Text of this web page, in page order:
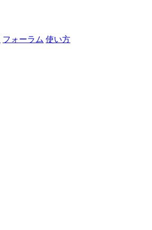
フォーラム 使い方